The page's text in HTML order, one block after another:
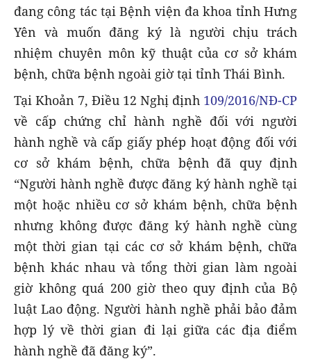
đang công tác tại Bệnh viện đa khoa tỉnh Hưng
Yên và muốn đăng ký là người chịu trách
nhiệm chuyên môn kỹ thuật của cơ sở khám
bệnh, chữa bệnh ngoài giờ tại tỉnh Thái Bình.
Tại Khoản 7, Điều 12 Nghị định 109/2016/NĐ-CP
về cấp chứng chỉ hành nghề đối với người
hành nghề và cấp giấy phép hoạt động đối với
cơ sở khám bệnh, chữa bệnh đã quy định
“Người hành nghề được đăng ký hành nghề tại
một hoặc nhiều cơ sở khám bệnh, chữa bệnh
nhưng không được đăng ký hành nghề cùng
một thời gian tại các cơ sở khám bệnh, chữa
bệnh khác nhau và tổng thời gian làm ngoài
giờ không quá 200 giờ theo quy định của Bộ
luật Lao động. Người hành nghề phải bảo đảm
hợp lý về thời gian đi lại giữa các địa điểm
hành nghề đã đăng ký”.